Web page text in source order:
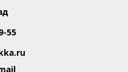
55